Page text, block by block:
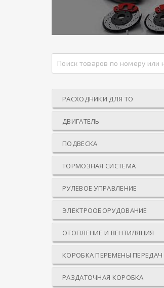
РАСХОДНИКИ ДЛЯ ТО
ДВИГАТЕЛЬ
ПОДВЕСКА
ТОРМОЗНАЯ СИСТЕМА
РУЛЕВОЕ УПРАВЛЕНИЕ
ЭЛЕКТРООБОРУДОВАНИЕ
ОТОПЛЕНИЕ И ВЕНТИЛЯЦИЯ
КОРОБКА ПЕРЕМЕНЫ ПЕРЕДАЧ
РАЗДАТОЧНАЯ КОРОБКА